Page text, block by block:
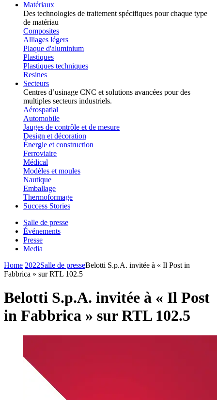
Matériaux
Des technologies de traitement spécifiques pour chaque type
de matériau
Composites
Alliages légers
Plaque d'aluminium
Plastiques
Plastiques techniques
Resines
Secteurs
Centres d’usinage CNC et solutions avancées pour des
multiples secteurs industriels.
Aérospatial
Automobile
Jauges de contrôle et de mesure
Design et décoration
Énergie et construction
Ferroviaire
Médical
Modèles et moules
Nautique
Emballage
Thermoformage
Success Stories
Salle de presse
Événements
Presse
Media
Home 2022Salle de presseBelotti S.p.A. invitée à « Il Post in
Fabbrica » sur RTL 102.5
Belotti S.p.A. invitée à « Il Post
in Fabbrica » sur RTL 102.5